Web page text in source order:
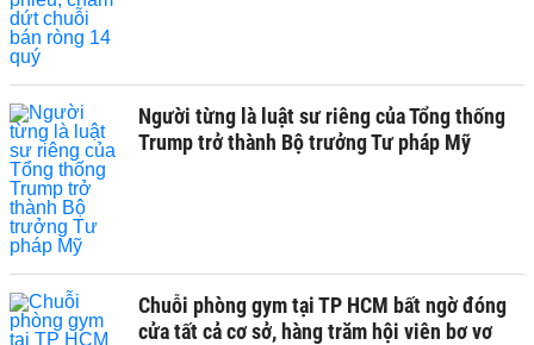
Người từng là luật sư riêng của Tổng thống
Trump trở thành Bộ trưởng Tư pháp Mỹ
Chuỗi phòng gym tại TP HCM bất ngờ đóng
cửa tất cả cơ sở, hàng trăm hội viên bơ vơ